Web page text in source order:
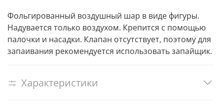
Фольгированный воздушный шар в виде фигуры.
Надувается только воздухом. Крепится с помощью
палочки и насадки. Клапан отсутствует, поэтому для
запаивания рекомендуется использовать запайщик.
Характеристики